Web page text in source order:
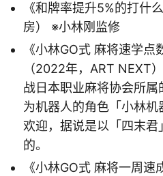
《和牌率提升5%的打什
房） ※小林刚监修
《小林GO式 麻将速学点
（2022年，ART NEXT
战日本职业麻将协会所
为机器人的角色「小林
欢迎，据说是以「四末
的。
《小林GO式 麻将一周